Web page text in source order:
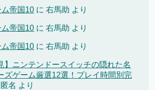
帝国10 に右馬助 より
帝国10 に右馬助 より
帝国10 に右馬助 より
】ニンテンドースイッチの隠れた名
ズゲーム厳選12選！プレイ時間別完
匿名 より